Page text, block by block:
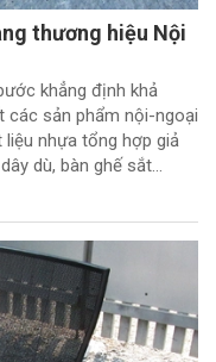
thương hiệu Nội
khẳng định khả
các sản phẩm nội-ngoại
nhựa tổng hợp giả
dù, bàn ghế sắt